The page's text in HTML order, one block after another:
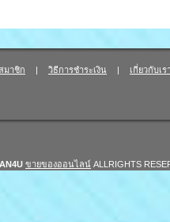
มาชิก | วิธีการชำระเงิน | เกี่ยวกับเรา
ขายของออนไลน์ ALLRIGHTS